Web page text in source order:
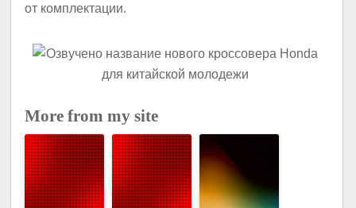
от комплектации.
More from my site